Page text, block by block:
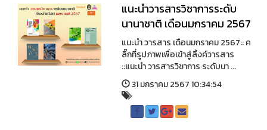
แนะนำวารสารวิชาการระดับ
นานาชาติ เดือนมกราคม 2567
แนะนำ วารสาร เดือนมกราคม 2567:: ค
ลิ๊กที่รูปภาพเพื่อเข้าสู่ลิ้งค์วารสาร
::แนะนำ วารสารวิชาการ ระดับนา ...
31 มกราคม 2567 10:34:54